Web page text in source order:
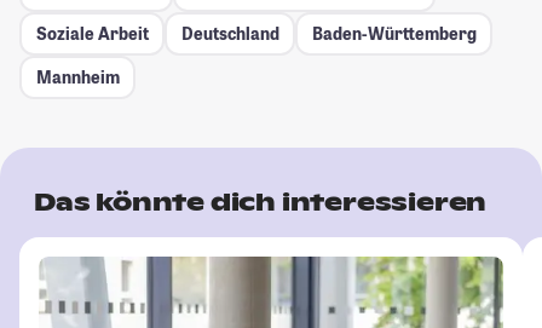
Soziale Arbeit
Deutschland
Baden-Württemberg
Mannheim
Das könnte dich interessieren